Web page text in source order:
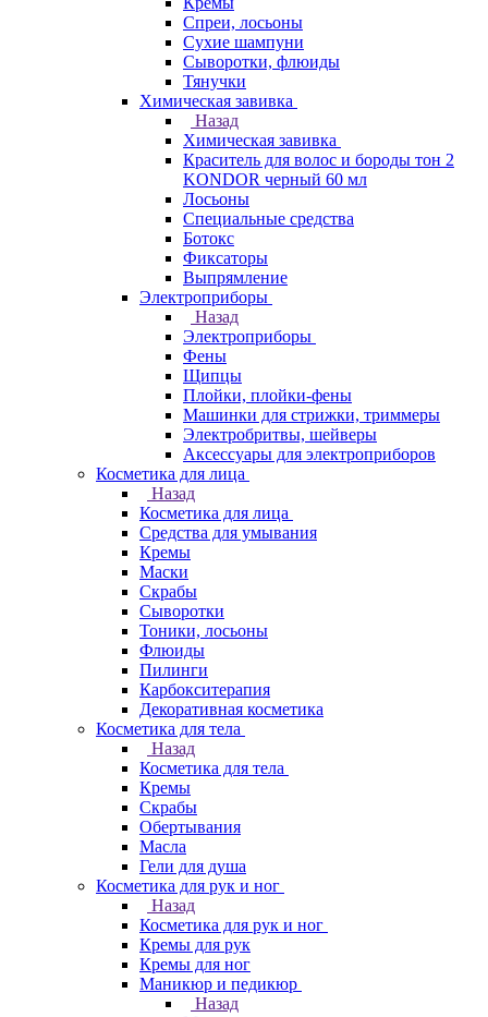
Спреи, лосьоны
Сухие шампуни
Сыворотки, флюиды
Тянучки
Химическая завивка
Назад
Химическая завивка
Краситель для волос и бороды тон 2
KONDOR черный 60 мл
Лосьоны
Специальные средства
Ботокс
Фиксаторы
Выпрямление
Электроприборы
Назад
Электроприборы
Фены
Щипцы
Плойки, плойки-фены
Машинки для стрижки, триммеры
Электробритвы, шейверы
Аксессуары для электроприборов
Косметика для лица
Назад
Косметика для лица
Средства для умывания
Кремы
Маски
Скрабы
Сыворотки
Тоники, лосьоны
Флюиды
Пилинги
Карбокситерапия
Декоративная косметика
Косметика для тела
Назад
Косметика для тела
Кремы
Скрабы
Обертывания
Масла
Гели для душа
Косметика для рук и ног
Назад
Косметика для рук и ног
Кремы для рук
Кремы для ног
Маникюр и педикюр
Назад